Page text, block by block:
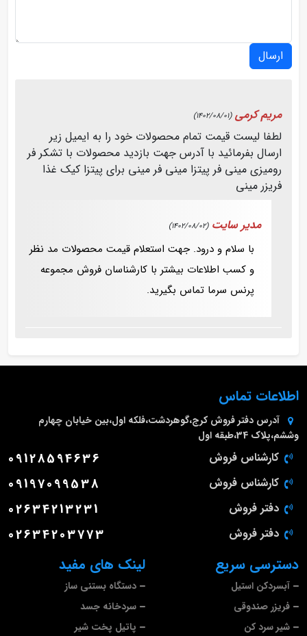
ارسال
مریم کرمی(1402/08/01)
لطفا لیست قیمت تمام محصولات خود را به ایمیل زیر
ارسال بفرمائید با آدرس جهت بازدید محصولات با تشکر فر
رومیزی مینی فر پیتزا مینی فر مینی برای پیتزا کیک غذا
فریزر مینی
مدیر سایت (1402/08/02)
با سلام و درود. جهت استعلام قیمت محصولات مد نظر
و کسب اطلاعات بیشتر با کارشناسان فروش مجموعه
پرنس سرما تماس بگیرید.
لینک های مفید
دستگاه بستنی ساز
سردخانه جسد
پاتیل پخت شیر
دسترسی سریع
آبسردکن استیل
فریزر صندوقی
شیر سرد کن
اطلاعات تماس
آدرس دفتر فروش کرج،گوهردشت،فلکه اول،بین خیابان چهارم
وششم،پلاک 34،طبقه اول
کارشناس فروش 09128594636
کارشناس فروش 09197099538
دفتر فروش 02634213231
دفتر فروش 02634203773